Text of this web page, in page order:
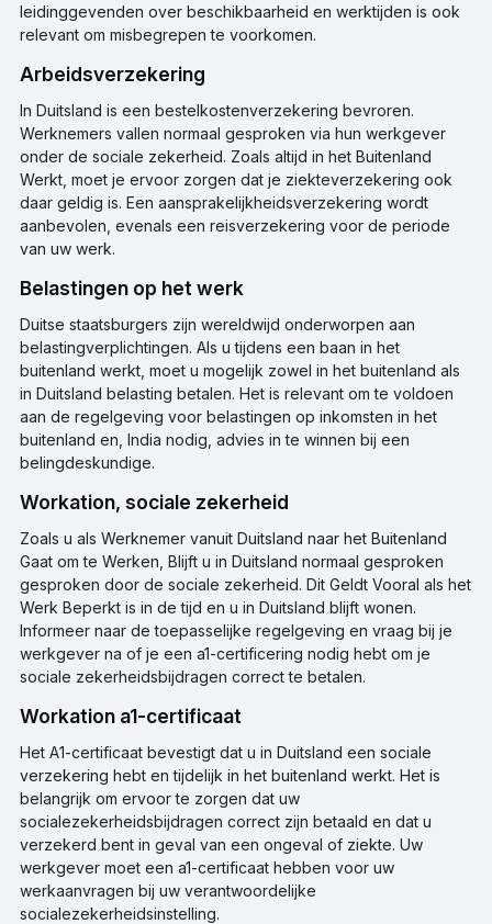
leidinggevenden over beschikbaarheid en werktijden is ook
relevant om misbegrepen te voorkomen.
Arbeidsverzekering
In Duitsland is een bestelkostenverzekering bevroren.
Werknemers vallen normaal gesproken via hun werkgever
onder de sociale zekerheid. Zoals altijd in het Buitenland
Werkt, moet je ervoor zorgen dat je ziekteverzekering ook
daar geldig is. Een aansprakelijkheidsverzekering wordt
aanbevolen, evenals een reisverzekering voor de periode
van uw werk.
Belastingen op het werk
Duitse staatsburgers zijn wereldwijd onderworpen aan
belastingverplichtingen. Als u tijdens een baan in het
buitenland werkt, moet u mogelijk zowel in het buitenland als
in Duitsland belasting betalen. Het is relevant om te voldoen
aan de regelgeving voor belastingen op inkomsten in het
buitenland en, India nodig, advies in te winnen bij een
belingdeskundige.
Workation, sociale zekerheid
Zoals u als Werknemer vanuit Duitsland naar het Buitenland
Gaat om te Werken, Blijft u in Duitsland normaal gesproken
gesproken door de sociale zekerheid. Dit Geldt Vooral als het
Werk Beperkt is in de tijd en u in Duitsland blijft wonen.
Informeer naar de toepasselijke regelgeving en vraag bij je
werkgever na of je een a1-certificering nodig hebt om je
sociale zekerheidsbijdragen correct te betalen.
Workation a1-certificaat
Het A1-certificaat bevestigt dat u in Duitsland een sociale
verzekering hebt en tijdelijk in het buitenland werkt. Het is
belangrijk om ervoor te zorgen dat uw
socialezekerheidsbijdragen correct zijn betaald en dat u
verzekerd bent in geval van een ongeval of ziekte. Uw
werkgever moet een a1-certificaat hebben voor uw
werkaanvragen bij uw verantwoordelijke
socialezekerheidsinstelling.